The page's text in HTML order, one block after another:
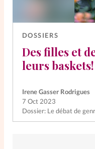
DOSSIERS
Des filles et
leurs baskets!
Dossier: Le débat de
Irene Gasser Rodrigues
7 Oct 2023